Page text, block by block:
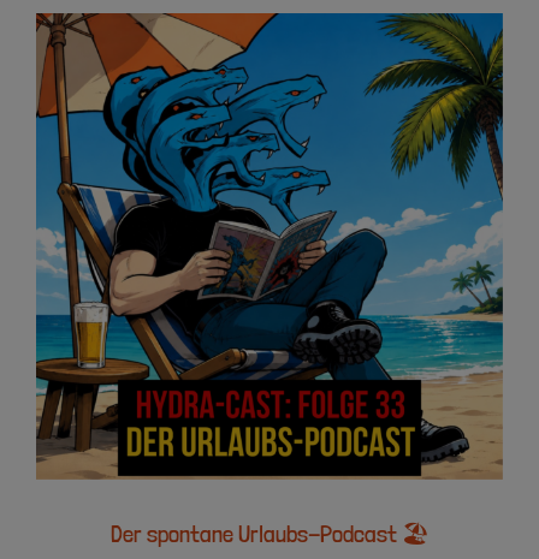
Der spontane Urlaubs-Podcast 🏖️
Der spontane Urlaubs-Podcast 🏖️